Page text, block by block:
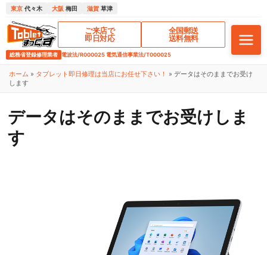
東京 代々木 大阪 梅田 滋賀 草津
ご来店で
即日対応
全国郵送
送料無料
総務省登録修理業者 電波法/R000025 電気通信事業法/T000025
ホーム » タブレット即日修理は当店にお任せ下さい！ » データはそのままでお受け
します
データはそのままでお受けしま
す